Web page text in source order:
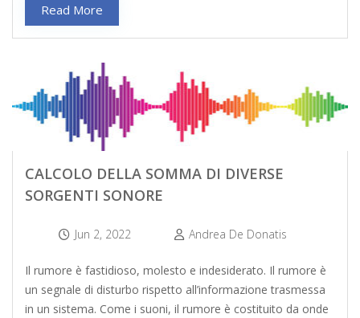
Read More
CALCOLO DELLA SOMMA DI DIVERSE
SORGENTI SONORE
Jun 2, 2022 Andrea De Donatis
Il rumore è fastidioso, molesto e indesiderato. Il rumore è
un segnale di disturbo rispetto all’informazione trasmessa
in un sistema. Come i suoni, il rumore è costituito da onde